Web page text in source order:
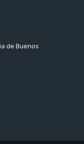
de Buenos